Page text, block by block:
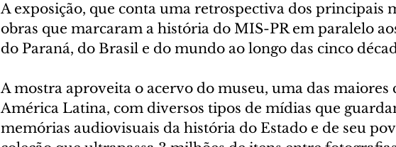
A exposição, que conta uma retrospectiva dos principais
obras que marcaram a história do MIS-PR em paralelo
do Paraná, do Brasil e do mundo ao longo das cinco
A mostra aproveita o acervo do museu, uma das maiores
América Latina, com diversos tipos de mídias que
memórias audiovisuais da história do Estado e de seu